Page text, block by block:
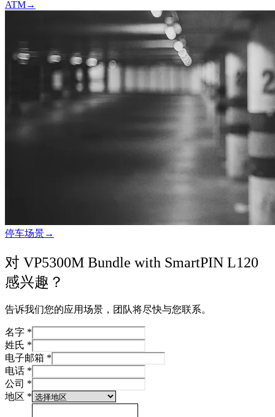
ATM→
停车场景→
对 VP5300M Bundle with SmartPIN L120
感兴趣？
告诉我们您的应用场景，团队将尽快与您联系。
名字 *
姓氏 *
电子邮箱 *
电话 *
公司 *
地区 *